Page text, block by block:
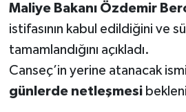
Maliye Bakanı Özdemir
istifasının kabul edildiğini ve
tamamlandığını açıkladı.
Canseç’in yerine atanacak
günlerde netleşmesi